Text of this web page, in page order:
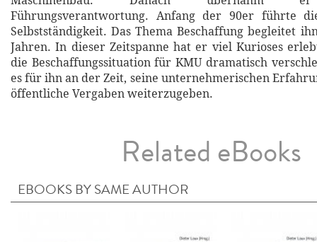
Führungsverantwortung. Anfang der 90er führte
Selbstständigkeit. Das Thema Beschaffung begleitet
Jahren. In dieser Zeitspanne hat er viel Kurioses
die Beschaffungssituation für KMU dramatisch
es für ihn an der Zeit, seine unternehmerischen
öffentliche Vergaben weiterzugeben.
Related eBooks
EBOOKS BY SAME AUTHOR